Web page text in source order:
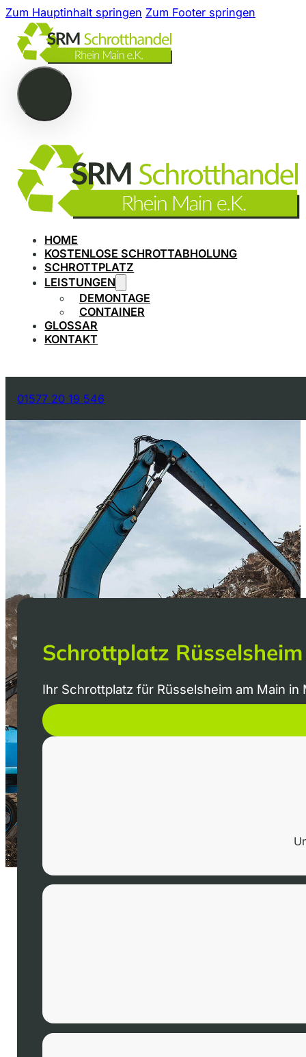
Zum Hauptinhalt springen Zum Footer springen
HOME
KOSTENLOSE SCHROTTABHOLUNG
SCHROTTPLATZ
LEISTUNGEN
DEMONTAGE
CONTAINER
GLOSSAR
KONTAKT
01577 20 19 546
Schrottplatz
Ihr Schrottplatz für Rüsselsheim am Main